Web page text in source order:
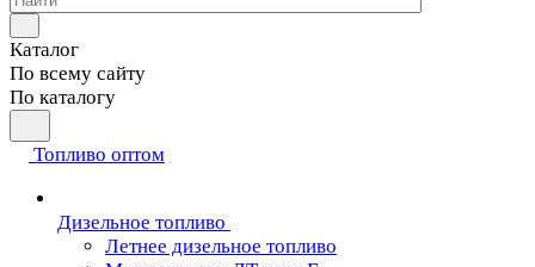
Каталог
По всему сайту
По каталогу
Топливо оптом
Дизельное топливо
Летнее дизельное топливо